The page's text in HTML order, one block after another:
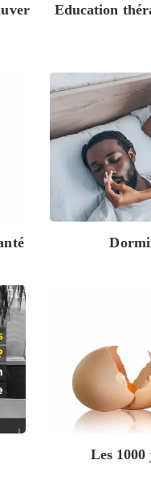
Education
Les 1000